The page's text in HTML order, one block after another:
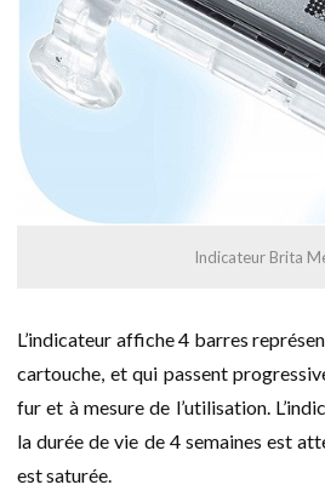
Indicateur Brita
L’indicateur affiche 4 barres
cartouche, et qui passent
fur et à mesure de l’utilisation.
la durée de vie de 4 semaines est
est saturée.